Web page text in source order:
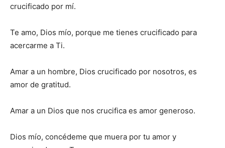
crucificado por mí.
Te amo, Dios mío, porque me tienes crucificado para
acercarme a Ti.
Amar a un hombre, Dios crucificado por nosotros, es
amor de gratitud.
Amar a un Dios que nos crucifica es amor generoso.
Dios mío, concédeme que muera por tu amor y